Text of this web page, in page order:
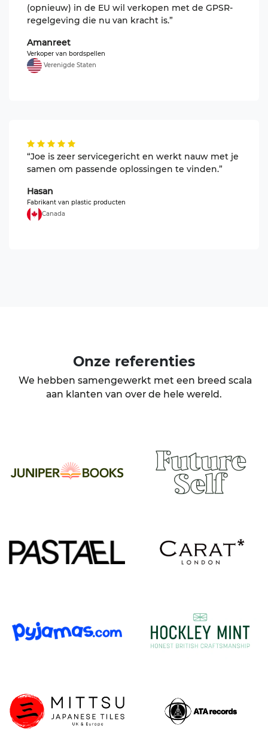
(opnieuw) in de EU wil verkopen met de GPSR-
regelgeving die nu van kracht is.”
Amanreet
Verkoper van bordspellen
Verenigde Staten
“Joe is zeer servicegericht en werkt nauw met je
samen om passende oplossingen te vinden.”
Hasan
Fabrikant van plastic producten
Canada
Onze referenties
We hebben samengewerkt met een breed scala
aan klanten van over de hele wereld.